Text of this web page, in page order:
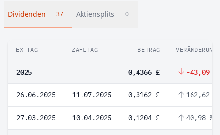
Dividenden 37 Aktiensplits 0
EX-TAG ZAHLTAG BETRAG VERÄNDERUNG
2025 0,4366 £ -43,09 %
26.06.2025 11.07.2025 0,3162 £ 162,62 %
27.03.2025 10.04.2025 0,1204 £ 40,98 %